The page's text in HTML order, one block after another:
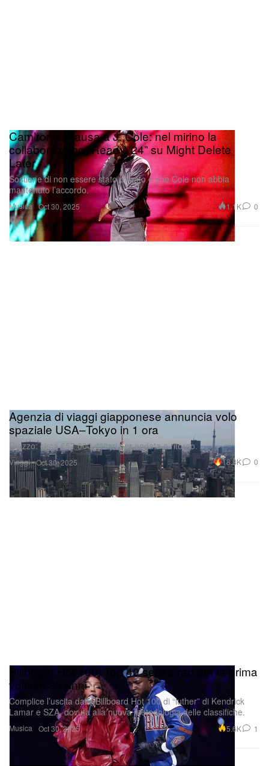
Musica
Cam’ron fa causa a J. Cole: nel mirino la
collaborazione “Ready ‘24” su Might Delete
Later
Sostiene di non essere stato pagato e che Cole non abbia
mantenuto l’accordo.
Oct 30, 2025 1.1K 0
Viaggi
Agenzia di viaggi giapponese annuncia volo
spaziale USA–Tokyo in 1 ora
Prezzo: circa 657.000 dollari per andata e ritorno.
Oct 30, 2025 18.8K 0
Musica
Billboard Hot 100: Top 40 senza rap per la prima
volta in 35 anni
Complice l’uscita dalla Billboard Hot 100 di “luther” di Kendrick
Lamar e SZA, dovuta alla nuova metodologia delle classifiche.
Oct 30, 2025 5.6K 1